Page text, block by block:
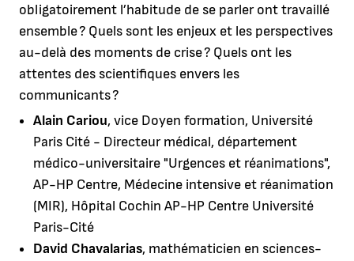
obligatoirement l’habitude de se parler ont travaillé
ensemble ? Quels sont les enjeux et les perspectives
au-delà des moments de crise ? Quels ont les
attentes des scientifiques envers les
communicants ?
Alain Cariou, vice Doyen formation, Université
Paris Cité - Directeur médical, département
médico-universitaire "Urgences et réanimations",
AP-HP Centre, Médecine intensive et réanimation
(MIR), Hôpital Cochin AP-HP Centre Université
Paris-Cité
David Chavalarias, mathématicien en sciences-